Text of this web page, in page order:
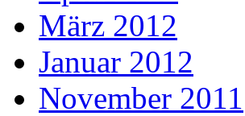
März 2012
Januar 2012
November 2011